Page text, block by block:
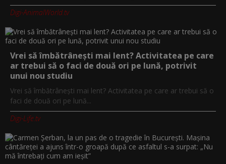
Digi-AnimalWorld.tv
Vrei să îmbătrânești mai lent? Activitatea pe care
ar trebui să o faci de două ori pe lună, potrivit
unui nou studiu
Vrei să îmbătrânești mai lent? Activitatea pe care ar trebui să o
faci de două ori pe lună...
Digi-Life.tv